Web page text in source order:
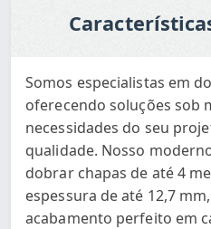
Somos especialistas em
oferecendo soluções sob
necessidades do seu
qualidade. Nosso
dobrar chapas de até 4
espessura de até 12,7
acabamento perfeito em